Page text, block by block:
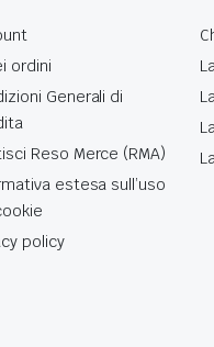
ordini
Generali di
Reso Merce (RMA)
estesa sull’uso
policy